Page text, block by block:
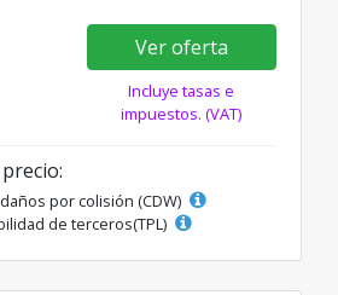
Ver oferta
Incluye tasas e
impuestos. (VAT)
por colisión (CDW)
de terceros(TPL)